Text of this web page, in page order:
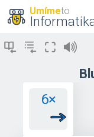
Umímeto
6×